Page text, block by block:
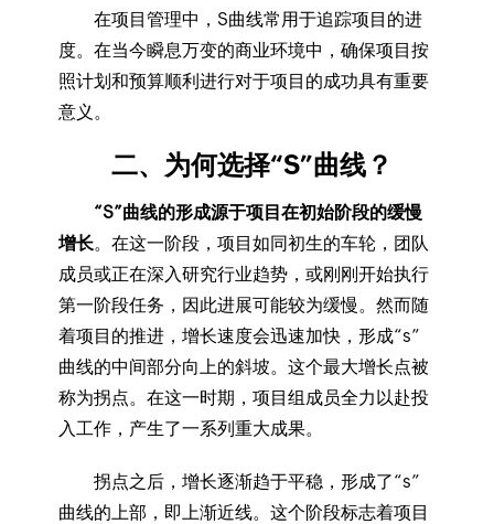
在项目管理中，S曲线常用于追踪项目的进
度。在当今瞬息万变的商业环境中，确保项目按
照计划和预算顺利进行对于项目的成功具有重要
意义。
二、为何选择“S”曲线？
“S”曲线的形成源于项目在初始阶段的缓慢
增长。在这一阶段，项目如同初生的车轮，团队
成员或正在深入研究行业趋势，或刚刚开始执行
第一阶段任务，因此进展可能较为缓慢。然而随
着项目的推进，增长速度会迅速加快，形成“s”
曲线的中间部分向上的斜坡。这个最大增长点被
称为拐点。在这一时期，项目组成员全力以赴投
入工作，产生了一系列重大成果。
拐点之后，增长逐渐趋于平稳，形成了“s”
曲线的上部，即上渐近线。这个阶段标志着项目